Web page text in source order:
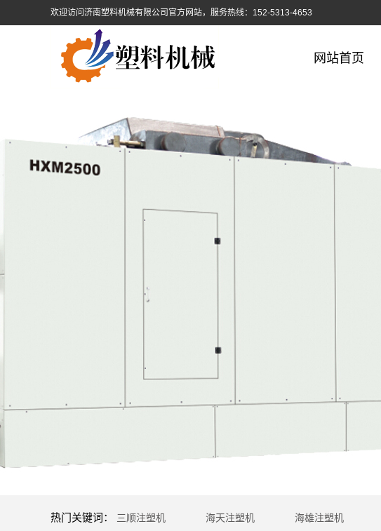
欢迎访问济南塑料机械有限公司官方网站，服务热线：152-5313-4653
网站首页
热门关键词： 三顺注塑机 海天注塑机 海雄注塑机